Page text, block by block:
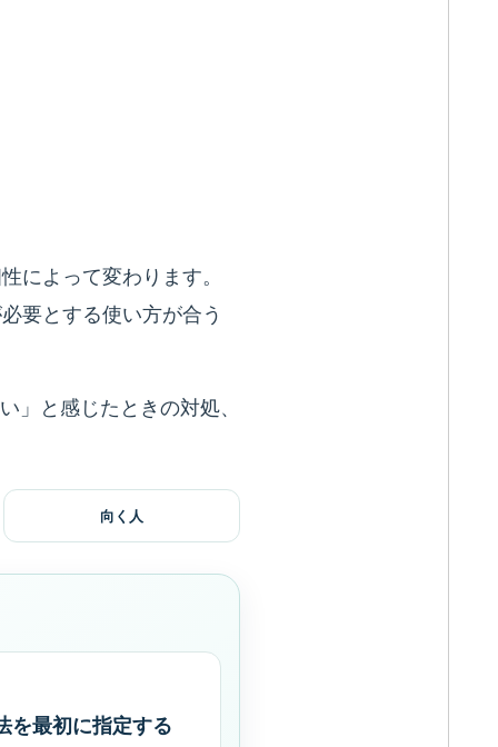
によって変わります。
要とする使い方が合う
」と感じたときの対処、
向く人
を最初に指定する